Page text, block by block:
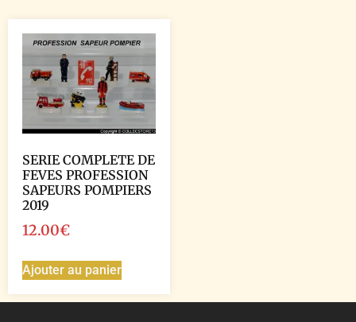
SERIE COMPLETE DE
FEVES PROFESSION
SAPEURS POMPIERS
2019
12.00€
Ajouter au panier